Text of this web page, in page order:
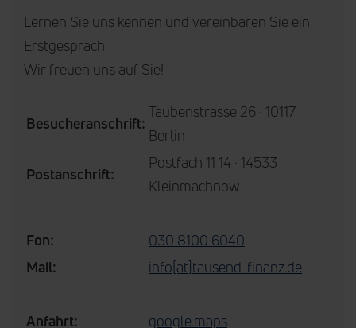
Lernen Sie uns kennen und vereinbaren Sie ein
Erstgespräch.
Wir freuen uns auf Sie!
Besucheranschrift:
Taubenstrasse 26 · 10117
Berlin
Postanschrift:
Postfach 11 14 · 14533
Kleinmachnow
Fon:
030 8100 6040
Mail:
info[at]tausend-finanz.de
Anfahrt: google.maps